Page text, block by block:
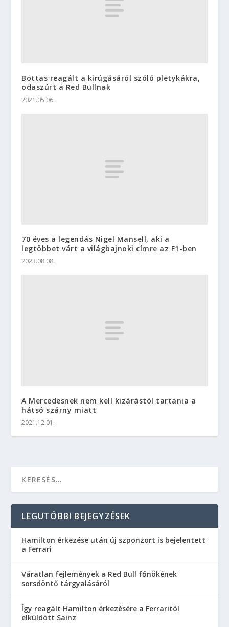
Bottas reagált a kirúgásáról szóló pletykákra,
odaszúrt a Red Bullnak
2021.05.06.
70 éves a legendás Nigel Mansell, aki a
legtöbbet várt a világbajnoki címre az F1-ben
2023.08.08.
A Mercedesnek nem kell kizárástól tartania a
hátsó szárny miatt
2021.12.01.
LEGUTÓBBI BEJEGYZÉSEK
Hamilton érkezése után új szponzort is bejelentett
a Ferrari
Váratlan fejlemények a Red Bull főnökének
sorsdöntő tárgyalásáról
Így reagált Hamilton érkezésére a Ferraritól
elküldött Sainz